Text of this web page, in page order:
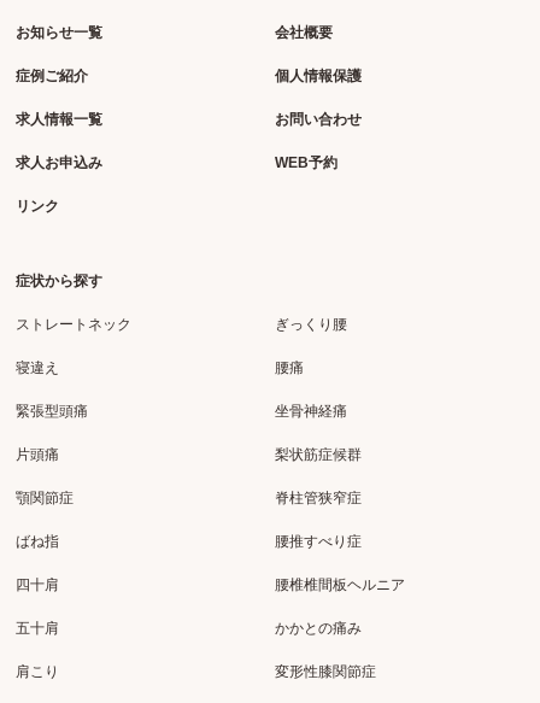
お知らせ一覧
症例ご紹介
求人情報一覧
求人お申込み
リンク
会社概要
個人情報保護
お問い合わせ
WEB予約
症状から探す
ストレートネック
寝違え
緊張型頭痛
片頭痛
顎関節症
ばね指
四十肩
五十肩
肩こり
ぎっくり腰
腰痛
坐骨神経痛
梨状筋症候群
脊柱管狭窄症
腰推すべり症
腰椎椎間板ヘルニア
かかとの痛み
変形性膝関節症